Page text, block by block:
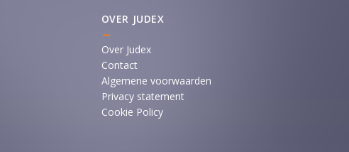
OVER JUDEX
Over Judex
Contact
Algemene voorwaarden
Privacy statement
Cookie Policy